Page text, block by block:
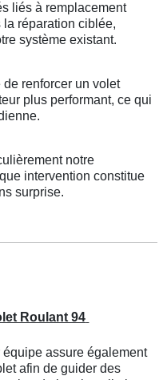
liés à remplacement
réparation ciblée,
système existant.
renforcer un volet
plus performant, ce qui
notre
intervention constitue
surprise.
Roulant 94
assure également
afin de guider des